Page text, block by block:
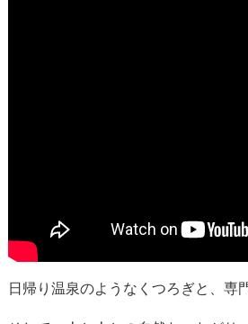
日帰り温泉のようなくつろぎと、専